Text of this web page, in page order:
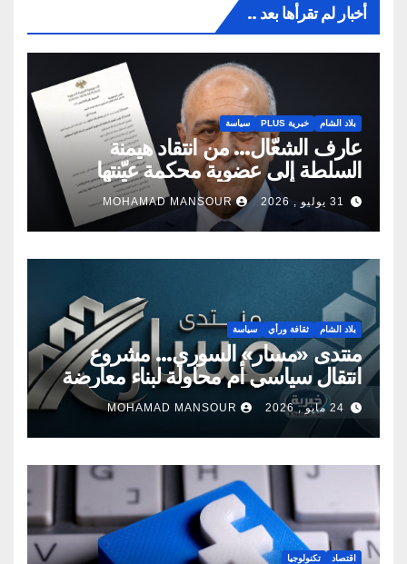
أخبار لم تقرأها بعد ..
بلاد الشام خبرية PLUS سياسة
عارف الشعّال… من انتقاد هيمنة
السلطة إلى عضوية محكمة عيّنتها
السلطة
31 يوليو , 2026 MOHAMAD MANSOUR
بلاد الشام ثقافة ورأي سياسة
منتدى «مسار» السوري… مشروع
انتقال سياسي أم محاولة لبناء معارضة
جديدة؟
24 مايو , 2026 MOHAMAD MANSOUR
اقتصاد تكنولوجيا